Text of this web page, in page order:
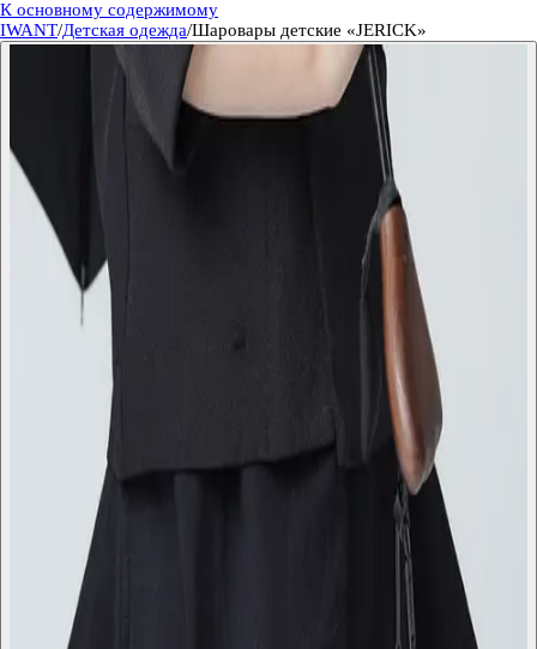
К основному содержимому
IWANT/Детская одежда/Шаровары детские «JERICK»